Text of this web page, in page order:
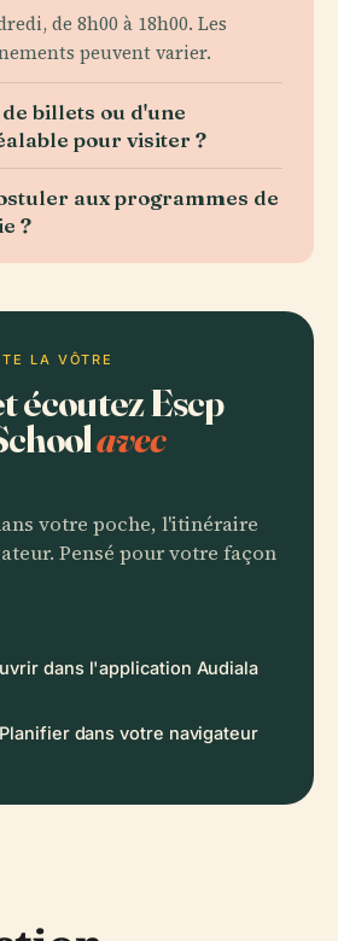
de 8h00 à 18h00. Les
peuvent varier.
billets ou d'une
pour visiter ?
aux programmes de
?
LA VÔTRE
écoutez Escp
avec
votre poche, l'itinéraire
Pensé pour votre façon
dans l'application Audiala
Planifier dans votre navigateur